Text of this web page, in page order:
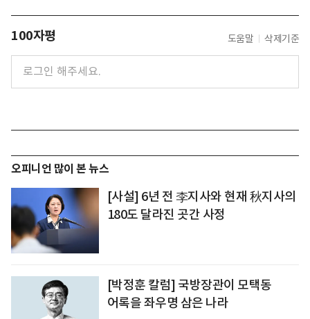
100자평 도움말 삭제기준
오피니언 많이 본 뉴스
[사설] 6년 전 李지사와 현재 秋지사의
180도 달라진 곳간 사정
[박정훈 칼럼] 국방장관이 모택동
어록을 좌우명 삼은 나라